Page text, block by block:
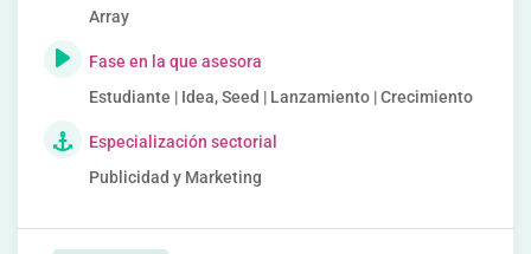
Array
Fase en la que asesora
Estudiante | Idea, Seed | Lanzamiento | Crecimiento
Especialización sectorial
Publicidad y Marketing